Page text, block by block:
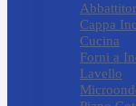
Cappa
Cucina
Forni a
Lavello